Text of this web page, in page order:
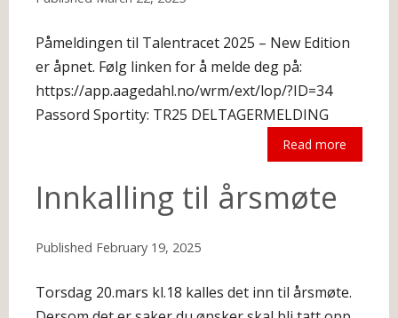
Påmeldingen til Talentracet 2025 – New Edition
er åpnet. Følg linken for å melde deg på:
https://app.aagedahl.no/wrm/ext/lop/?ID=34
Passord Sportity: TR25 DELTAGERMELDING
Read more
Innkalling til årsmøte
Published February 19, 2025
Torsdag 20.mars kl.18 kalles det inn til årsmøte.